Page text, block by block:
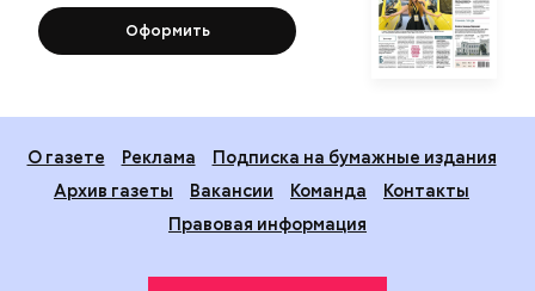
Оформить
О газете Реклама
Подписка на бумажные издания
Архив газеты
Вакансии Команда
Контакты
Правовая информация